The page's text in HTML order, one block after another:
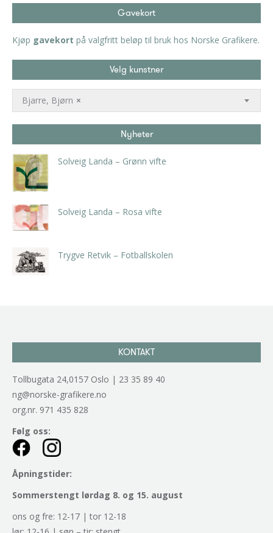
Gavekort
Kjøp gavekort på valgfritt beløp til bruk hos Norske Grafikere.
Velg kunstner
×
Bjarre, Bjørn
Nyheter
Solveig Landa – Grønn vifte
Solveig Landa – Rosa vifte
Trygve Retvik – Fotballskolen
KONTAKT
Tollbugata 24,0157 Oslo | 23 35 89 40
ng@norske-grafikere.no
org.nr. 971 435 828
Følg oss:
Åpningstider:
Sommerstengt lørdag 8. og 15. august
ons og fre: 12-17 | tor 12-18